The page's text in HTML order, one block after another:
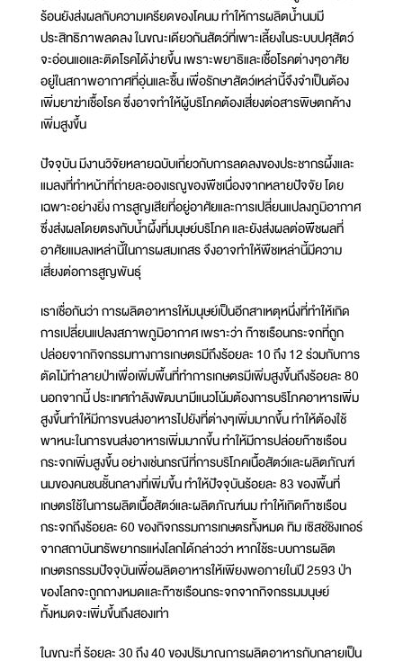
ร้อนยังส่งผลกับความเครียดของโคนม ทำให้การผลิตน้ำนมมี
ประสิทธิภาพลดลง ในขณะเดียวกันสัตว์ที่เพาะเลี้ยงในระบบปศุสัตว์
จะอ่อนแอและติดโรคได้ง่ายขึ้น เพราะพยาธิและเชื้อโรคต่างๆอาศัย
อยู่ในสภาพอากาศที่อุ่นและชื้น เพื่อรักษาสัตว์เหล่านี้จึงจำเป็นต้อง
เพิ่มยาฆ่าเชื้อโรค ซึ่งอาจทำให้ผู้บริโภคต้องเสี่ยงต่อสารพิษตกค้าง
เพิ่มสูงขึ้น
ปัจจุบัน มีงานวิจัยหลายฉบับเกี่ยวกับการลดลงของประชากรผึ้งและ
แมลงที่ทำหน้าที่ถ่ายละอองเรณูของพืชเนื่องจากหลายปัจจัย โดย
เฉพาะอย่างยิ่ง การสูญเสียที่อยู่อาศัยและการเปลี่ยนแปลงภูมิอากาศ
ซึ่งส่งผลโดยตรงกับน้ำผึ้งที่มนุษย์บริโภค และยังส่งผลต่อพืชผลที่
อาศัยแมลงเหล่านี้ในการผสมเกสร จึงอาจทำให้พืชเหล่านี้มีความ
เสี่ยงต่อการสูญพันธุ์
เราเชื่อกันว่า การผลิตอาหารให้มนุษย์เป็นอีกสาเหตุหนึ่งที่ทำให้เกิด
การเปลี่ยนแปลงสภาพภูมิอากาศ เพราะว่า ก๊าซเรือนกระจกที่ถูก
ปล่อยจากกิจกรรมทางการเกษตรมีถึงร้อยละ 10 ถึง 12 ร่วมกับการ
ตัดไม้ทำลายป่าเพื่อเพิ่มพื้นที่ทำการเกษตรมีเพิ่มสูงขึ้นถึงร้อยละ 80
นอกจากนี้ ประเทศกำลังพัฒนามีแนวโน้มต้องการบริโภคอาหารเพิ่ม
สูงขึ้นทำให้มีการขนส่งอาหารไปยังที่ต่างๆเพิ่มมากขึ้น ทำให้ต้องใช้
พาหนะในการขนส่งอาหารเพิ่มมากขึ้น ทำให้มีการปล่อยก๊าซเรือน
กระจกเพิ่มสูงขึ้น อย่างเช่นกรณีที่การบริโภคเนื้อสัตว์และผลิตภัณฑ์
นมของคนชนชั้นกลางที่เพิ่มขึ้น ทำให้ปัจจุบันร้อยละ 83 ของพื้นที่
เกษตรใช้ในการผลิตเนื้อสัตว์และผลิตภัณฑ์นม ทำให้เกิดก๊าซเรือน
กระจกถึงร้อยละ 60 ของกิจกรรมการเกษตรทั้งหมด ทิม เซิสช์ชิงเกอร์
จากสถาบันทรัพยากรแห่งโลกได้กล่าวว่า หากใช้ระบบการผลิต
เกษตรกรรมปัจจุบันเพื่อผลิตอาหารให้เพียงพอภายในปี 2593 ป่า
ของโลกจะถูกถางหมดและก๊าซเรือนกระจกจากกิจกรรมมนุษย์
ทั้งหมดจะเพิ่มขึ้นถึงสองเท่า
ในขณะที่ ร้อยละ 30 ถึง 40 ของปริมาณการผลิตอาหารกับกลายเป็น